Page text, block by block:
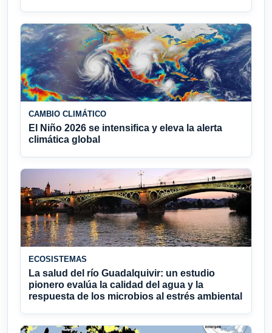
CAMBIO CLIMÁTICO
El Niño 2026 se intensifica y eleva la alerta
climática global
ECOSISTEMAS
La salud del río Guadalquivir: un estudio
pionero evalúa la calidad del agua y la
respuesta de los microbios al estrés ambiental